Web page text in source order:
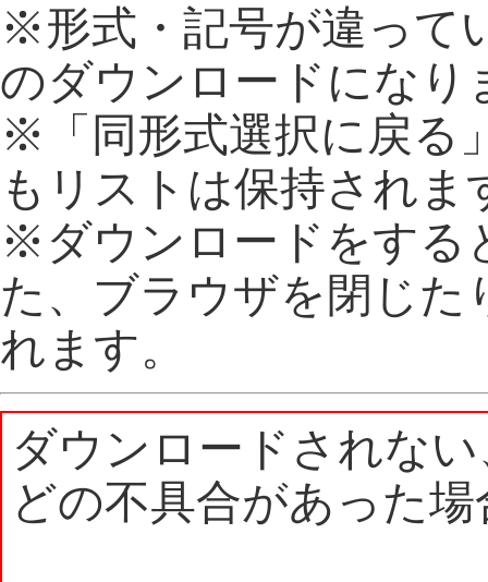
※形式・記号が違って
のダウンロードになり
※「同形式選択に戻る
もリストは保持されま
※ダウンロードをする
た、ブラウザを閉じた
れます。
ダウンロードされな
どの不具合があった